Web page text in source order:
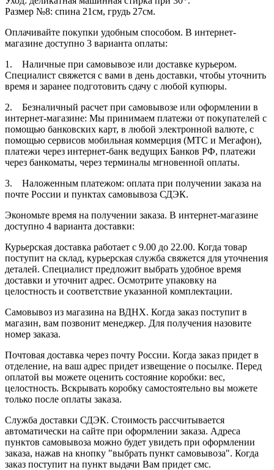
Размер №8: спина 21см, грудь 27см.
Оплачивайте покупки удобным способом. В интернет-
магазине доступно 3 варианта оплаты:
1. Наличные при самовывозе или доставке курьером.
Специалист свяжется с вами в день доставки, чтобы уточнить
время и заранее подготовить сдачу с любой купюры.
2. Безналичный расчет при самовывозе или оформлении в
интернет-магазине: Мы принимаем платежи от покупателей с
помощью банковских карт, в любой электронной валюте, с
помощью сервисов мобильная коммерция (МТС и Мегафон),
платежи через интернет-банк ведущих Банков РФ, платежи
через банкоматы, через терминалы мгновенной оплаты.
3. Наложенным платежом: оплата при получении заказа на
почте России и пунктах самовывоза СДЭК.
Экономьте время на получении заказа. В интернет-магазине
доступно 4 варианта доставки:
Курьерская доставка работает с 9.00 до 22.00. Когда товар
поступит на склад, курьерская служба свяжется для уточнения
деталей. Специалист предложит выбрать удобное время
доставки и уточнит адрес. Осмотрите упаковку на
целостность и соответствие указанной комплектации.
Самовывоз из магазина на ВДНХ. Когда заказ поступит в
магазин, вам позвонит менеджер. Для получения назовите
номер заказа.
Почтовая доставка через почту России. Когда заказ придет в
отделение, на ваш адрес придет извещение о посылке. Перед
оплатой вы можете оценить состояние коробки: вес,
целостность. Вскрывать коробку самостоятельно вы можете
только после оплаты заказа.
Служба доставки СДЭК. Стоимость рассчитывается
автоматически на сайте при оформлении заказа. Адреса
пунктов самовывоза можно будет увидеть при оформлении
заказа, нажав на кнопку "выбрать пункт самовывоза". Когда
заказ поступит на пункт выдачи Вам придет смс.